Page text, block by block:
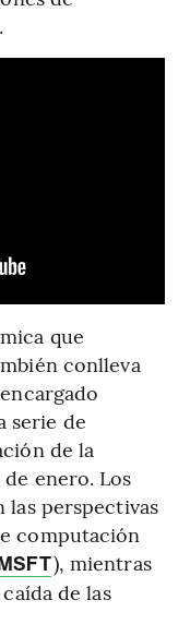
que
conlleva
serie de
de la
enero. Los
las perspectivas
computación
), mientras
de las